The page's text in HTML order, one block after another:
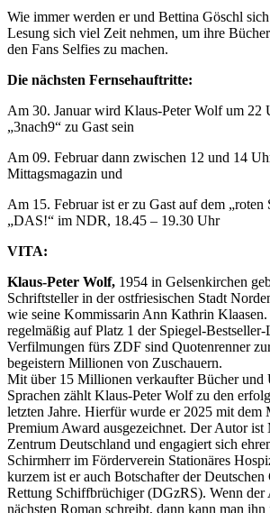
Wie immer werden er und Bettina Göschl
Lesung sich viel Zeit nehmen, um ihre
den Fans Selfies zu machen.
Die nächsten Fernsehauftritte:
Am 30. Januar wird Klaus-Peter Wolf um 22
„3nach9“ zu Gast sein
Am 09. Februar dann zwischen 12 und 14
Mittagsmagazin und
Am 15. Februar ist er zu Gast auf dem „roten
„DAS!“ im NDR, 18.45 – 19.30 Uhr
VITA:
Klaus-Peter Wolf, 1954 in Gelsenkirchen
Schriftsteller in der ostfriesischen Stadt
wie seine Kommissarin Ann Kathrin Klaasen.
regelmäßig auf Platz 1 der Spiegel-
Verfilmungen fürs ZDF sind Quotenrenner
begeistern Millionen von Zuschauern.
Mit über 15 Millionen verkaufter Bücher und
Sprachen zählt Klaus-Peter Wolf zu den
letzten Jahre. Hierfür wurde er 2025 mit dem
Premium Award ausgezeichnet. Der Autor
Zentrum Deutschland und engagiert sich
Schirmherr im Förderverein Stationäres
kurzem ist er auch Botschafter der Deutschen
Rettung Schiffbrüchiger (DGzRS). Wenn der
nächsten Roman schreibt, dann kann man ihn